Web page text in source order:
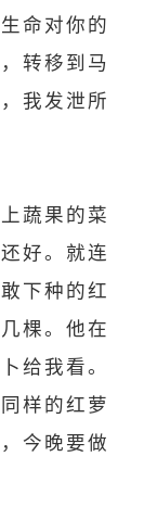
命对你的
转移到马
我发泄所
蔬果的菜
好。就连
下种的红
棵。他在
给我看。
样的红萝
今晚要做